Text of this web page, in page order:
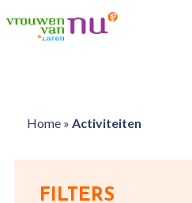
Home» Activiteiten
FILTERS